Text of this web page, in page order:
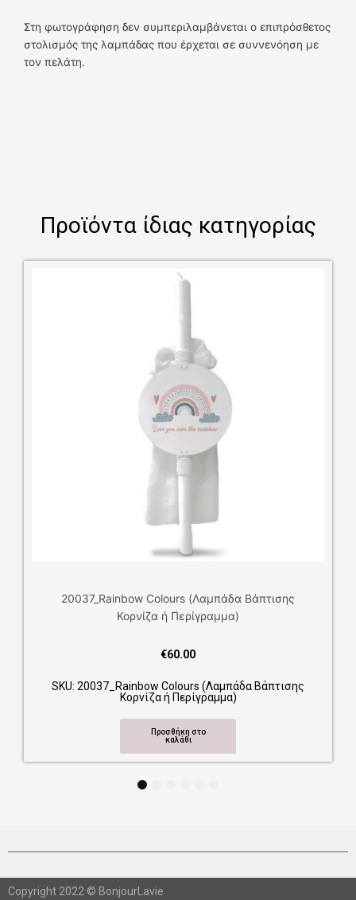
Στη φωτογράφηση δεν συμπεριλαμβάνεται ο επιπρόσθετος
στολισμός της λαμπάδας που έρχεται σε συννενόηση με
τον πελάτη.
Προϊόντα ίδιας κατηγορίας
20037_Rainbow Colours (Λαμπάδα Βάπτισης
Κορνίζα ή Περίγραμμα)
€60.00
SKU: 20037_Rainbow Colours (Λαμπάδα Βάπτισης
Κορνίζα ή Περίγραμμα)
Προσθήκη στο
καλάθι
4
Copyright 2022 © BonjourLavie